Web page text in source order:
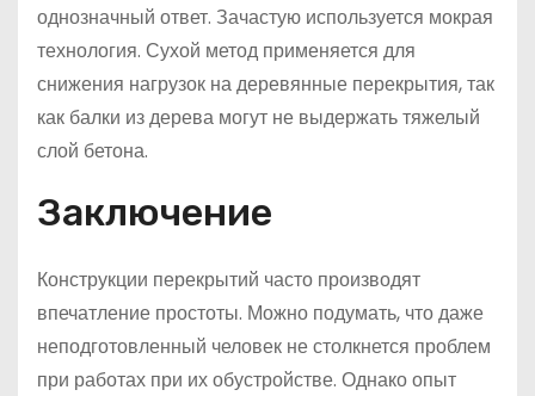
однозначный ответ. Зачастую используется мокрая
технология. Сухой метод применяется для
снижения нагрузок на деревянные перекрытия, так
как балки из дерева могут не выдержать тяжелый
слой бетона.
Заключение
Конструкции перекрытий часто производят
впечатление простоты. Можно подумать, что даже
неподготовленный человек не столкнется проблем
при работах при их обустройстве. Однако опыт